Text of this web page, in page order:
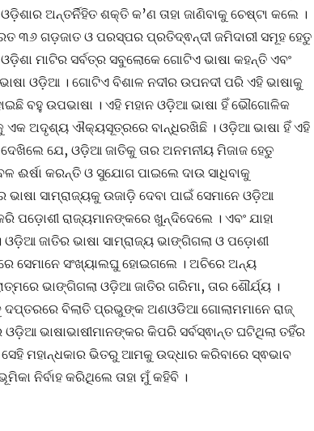
ଅନ୍ତର୍ନିହିତ ଶକ୍ତି କ’ଣ ତାହା ଜାଣିବାକୁ ଚେଷ୍ଟା କଲେ ।
୩୬ ଗଡ଼ଜାତ ଓ ପରସ୍ପର ପ୍ରତିଦ୍ଵନ୍ଦୀ ଜମିଦାରୀ ସମୂହ ହେତୁ
ମାଟିର ସର୍ବତ୍ର ସବୁଲୋକେ ଗୋଟିଏ ଭାଷା କହନ୍ତି ଏବଂ
ଓଡ଼ିଆ । ଗୋଟିଏ ବିଶାଳ ନଦୀର ଉପନଦୀ ପରି ଏହି ଭାଷାକୁ
ବହୁ ଉପଭାଷା । ଏହି ମହାନ ଓଡ଼ିଆ ଭାଷା ହିଁ ଭୌଗୋଳିକ
ଏକ ଅଦୃଶ୍ୟ ଐକ୍ୟସୂତ୍ରରେ ବାନ୍ଧିରଖିଛି । ଓଡ଼ିଆ ଭାଷା ହିଁ ଏହି
ଯେ, ଓଡ଼ିଆ ଜାତିକୁ ତାର ଅନମନୀୟ ମିଜାଜ ହେତୁ
ଈର୍ଷା କରନ୍ତି ଓ ସୁଯୋଗ ପାଇଲେ ଦାଉ ସାଧିବାକୁ
ସାମ୍ରାଜ୍ୟକୁ ଉଜାଡ଼ି ଦେବା ପାଇଁ ସେମାନେ ଓଡ଼ିଆ
ପଡ଼ୋଶୀ ରାଜ୍ୟମାନଙ୍କରେ ଖୁନ୍ଦିଦେଲେ । ଏବଂ ଯାହା
ଓଡ଼ିଆ ଜାତିର ଭାଷା ସାମ୍ରାଜ୍ୟ ଭାଙ୍ଗିଗଲା ଓ ପଡ଼ୋଶୀ
ସେମାନେ ସଂଖ୍ୟାଲଘୁ ହୋଇଗଲେ । ଅଚିରେ ଅନ୍ୟ
ଭାଙ୍ଗିଗଲା ଓଡ଼ିଆ ଜାତିର ଗରିମା, ତାର ଶୌର୍ଯ୍ୟ ।
ଦପ୍ତରରେ ବିଲାତି ପ୍ରଭୁଙ୍କ ଅଣଓଡିଆ ଗୋଲାମମାନେ ରାଜ୍
ଭାଷାଭାଷୀମାନଙ୍କର କିପରି ସର୍ବସ୍ଵାନ୍ତ ଘଟିଥିଲା ତହିଁର
ମହାନ୍ଧକାର ଭିତରୁ ଆମକୁ ଉଦ୍ଧାର କରିବାରେ ସ୍ଵଭାବ
ନିର୍ବାହ କରିଥିଲେ ତାହା ମୁଁ କହିବି ।